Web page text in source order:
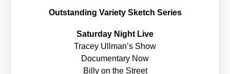
Out­stan­ding Varie­ty Sketch Series
Satur­day Night Live
Tracey Ullman’s Show
Docu­men­ta­ry Now
Bil­ly on the Street